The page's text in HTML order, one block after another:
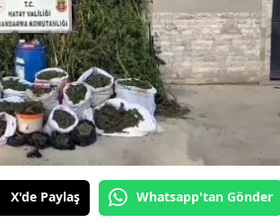
X'de Paylaş Whatsapp'tan Gönder